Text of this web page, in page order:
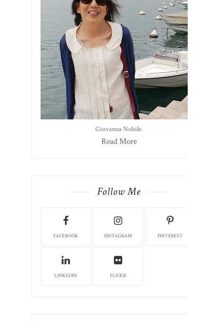
Giovanna Nobile.
Read More
Follow Me
FACEBOOK INSTAGRAM PINTEREST
LINKEDIN FLICKR